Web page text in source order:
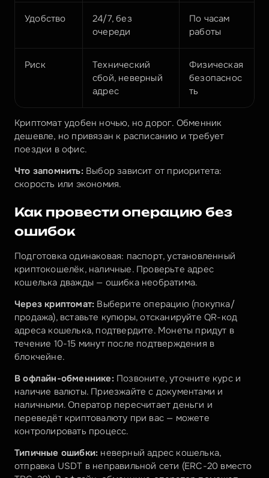
Удобство
24/7, без
очереди
По часам
работы
Риск
Технический
сбой, неверный
адрес
Физическая
безопаснос
ть
Криптомат удобен ночью, но дорог. Обменник
дешевле, но привязан к расписанию и требует
поездки в офис.
Что запомнить: Выбор зависит от приоритета:
скорость или экономия.
Как провести операцию без
ошибок
Подготовка одинаковая: паспорт, установленный
криптокошелёк, наличные. Проверьте адрес
кошелька дважды — ошибка необратима.
Через криптомат: Выберите операцию (покупка/
продажа), вставьте купюры, отсканируйте QR-код
адреса кошелька, подтвердите. Монеты придут в
течение 10-15 минут после подтверждения в
блокчейне.
В офлайн-обменнике: Позвоните, уточните курс и
наличие валюты. Приезжайте с документами и
наличными. Оператор пересчитает деньги и
переведёт криптовалюту при вас — можете
контролировать процесс.
Типичные ошибки: неверный адрес кошелька,
отправка USDT в неправильной сети (ERC-20 вместо